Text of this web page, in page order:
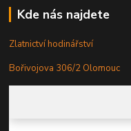
Kde nás najdete
Zlatnictví hodinářství
Bořivojova 306/2 Olomouc